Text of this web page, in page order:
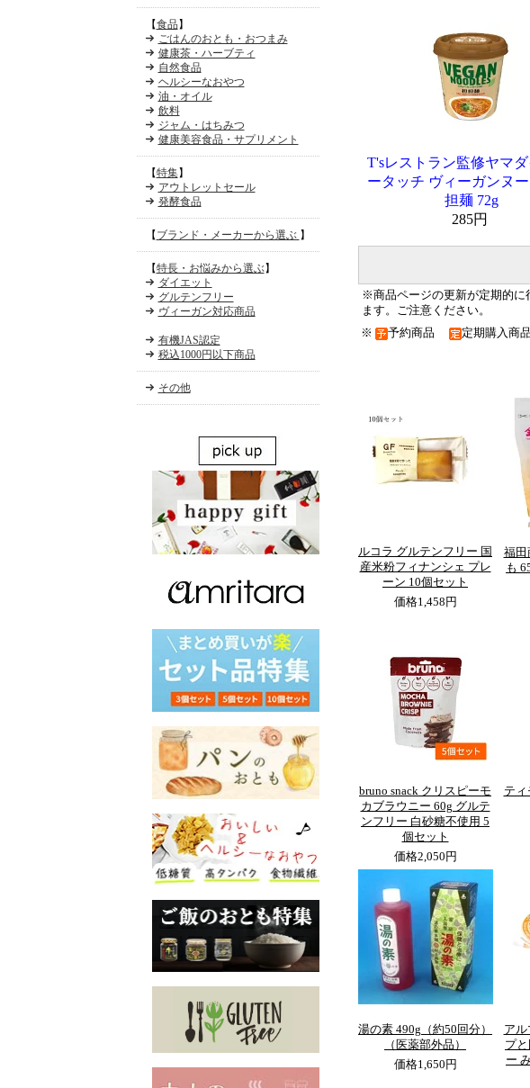
【食品 】
ごはんのおとも・おつまみ
健康茶・ハーブティ
自然食品
ヘルシーなおやつ
油・オイル
飲料
ジャム・はちみつ
健康美容食品・サプリメント
【特集】
アウトレットセール
発酵食品
【 ブランド・メーカーから選ぶ 】
【特長・お悩みから選ぶ】
ダイエット
グルテンフリー
ヴィーガン対応商品
有機JAS認定
税込1000円以下商品
その他
T'sレストラン監修ヤマダ
ータッチ ヴィーガンヌ
担麺 72g
285円
※商品ページの更新が定期的に
ます。ご注意ください。
※ 予約商品 定期購入商
ルコラ グルテンフリー 国
産米粉フィナンシェ プレ
ーン 10個セット
価格1,458円
福田
も
bruno snack クリスピーモ
カブラウニー 60g グルテ
ンフリー 白砂糖不使用 5
個セット
価格2,050円
テ
湯の素 490g（約50回分）
（医薬部外品）
価格1,650円
アル
プ
ー